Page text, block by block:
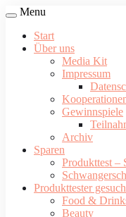
Menu
Start
Über uns
Media Kit
Impressum
Gewinnspiele
Archiv
Sparen
Produkttest –
Produkttester
Food &
Beauty